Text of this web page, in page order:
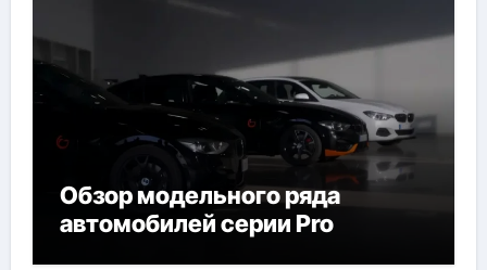
Обзор модельного ряда
автомобилей серии Pro